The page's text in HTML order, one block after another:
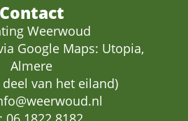
Contact
Weerwoud
Google Maps: Utopia,
Almere
van het eiland)